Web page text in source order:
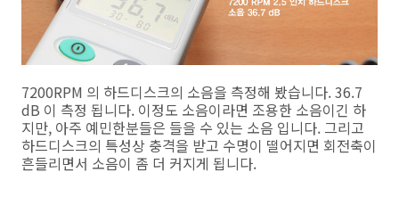
7200RPM 의 하드디스크의 소음을 측정해 봤습니다. 36.7
dB 이 측정 됩니다. 이정도 소음이라면 조용한 소음이긴 하
지만, 아주 예민한분들은 들을 수 있는 소음 입니다. 그리고
하드디스크의 특성상 충격을 받고 수명이 떨어지면 회전축이
흔들리면서 소음이 좀 더 커지게 됩니다.